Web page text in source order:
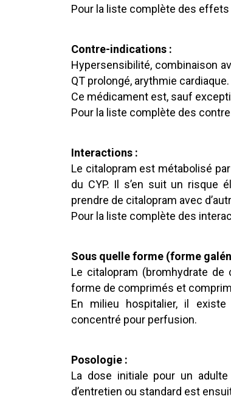
Pour la liste complète des effets
Contre-indications :
Hypersensibilité, combinaison
QT prolongé, arythmie cardiaque.
Ce médicament est, sauf
Pour la liste complète des
Interactions :
Le citalopram est métabolisé
du CYP. Il s’en suit un risque
prendre de citalopram avec
Pour la liste complète des
Sous quelle forme (forme
Le citalopram (bromhydrate
forme de comprimés et
En milieu hospitalier, il
concentré pour perfusion.
Posologie :
La dose initiale pour un
d’entretien ou standard est